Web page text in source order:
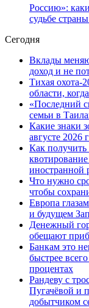
Россию»:
судьбе
Сегодня
Вклады
доход и не
Тихая охота-
области,
«Последний
семьи в
Какие знаки
августе 2026
Как получить
иностранной
Что нужно
чтобы
Европа
и будущем
Денежный
обещают
Банкам это
быстрее
процентах
Рандеву с
Пугачёвой и
добытчиком